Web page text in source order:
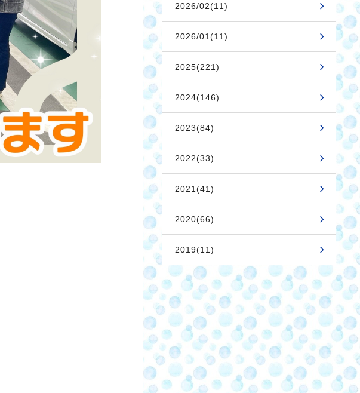
2026/02(11)
2026/01(11)
2025(221)
2024(146)
2023(84)
2022(33)
2021(41)
2020(66)
2019(11)